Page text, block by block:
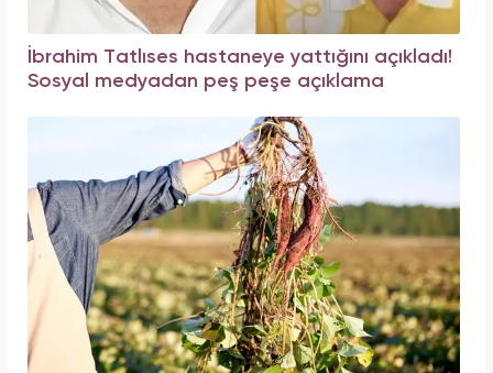
İbrahim Tatlıses hastaneye yattığını açıkladı!
Sosyal medyadan peş peşe açıklama